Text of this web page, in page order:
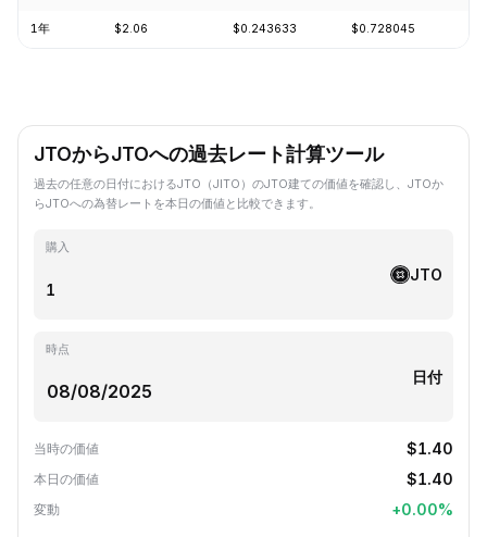
1年 $2.06 $0.243633 $0.728045
JTOからJTOへの過去レート計算ツール
過去の任意の日付におけるJTO（JITO）のJTO建ての価値を確認し、JTOか
らJTOへの為替レートを本日の価値と比較できます。
購入
JTO
時点
日付
当時の価値 $1.40
本日の価値 $1.40
変動 +0.00%